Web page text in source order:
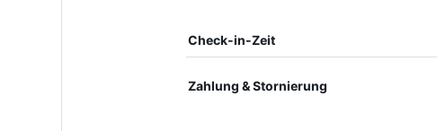
Check-in-Zeit
Zahlung & Stornierung